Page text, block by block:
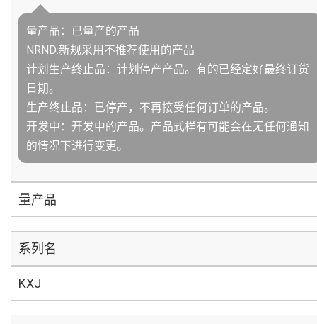
量产品：已量产的产品
NRND:新规采用不推荐使用的产品
计划生产终止品：计划停产产品。有的已经定好最终订货
日期。
生产终止品：已停产，不再接受任何订单的产品。
开发中：开发中的产品。产品式样有可能会在无任何通知
的情况下进行变更。
量产品
系列名
KXJ